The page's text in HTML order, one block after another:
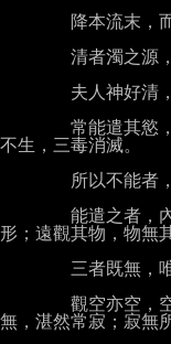
不生，三毒消滅。
形；遠觀其物，物無
無，湛然常寂；寂無